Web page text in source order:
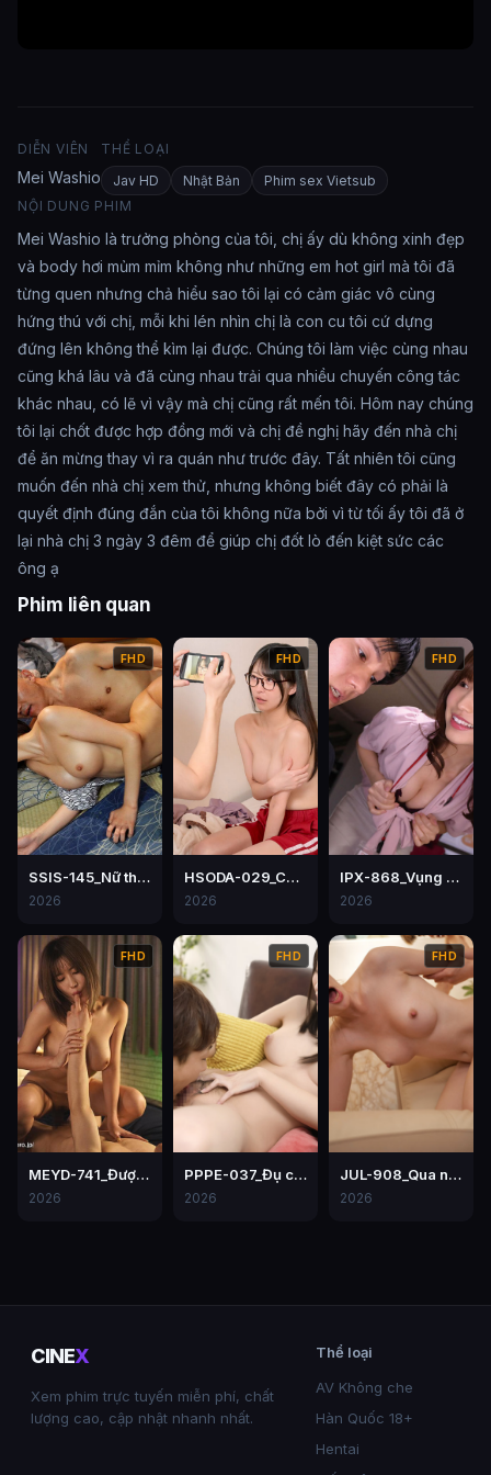
DIỄN VIÊN
Mei Washio
THỂ LOẠI
Jav HD
Nhật Bản
Phim sex Vietsub
NỘI DUNG PHIM
Mei Washio là trưởng phòng của tôi, chị ấy dù không xinh đẹp
và body hơi mủm mỉm không như những em hot girl mà tôi đã
từng quen nhưng chả hiểu sao tôi lại có cảm giác vô cùng
hứng thú với chị, mỗi khi lén nhìn chị là con cu tôi cứ dựng
đứng lên không thể kìm lại được. Chúng tôi làm việc cùng nhau
cũng khá lâu và đã cùng nhau trải qua nhiều chuyến công tác
khác nhau, có lẽ vì vậy mà chị cũng rất mến tôi. Hôm nay chúng
tôi lại chốt được hợp đồng mới và chị đề nghị hãy đến nhà chị
để ăn mừng thay vì ra quán như trước đây. Tất nhiên tôi cũng
muốn đến nhà chị xem thử, nhưng không biết đây có phải là
quyết định đúng đắn của tôi không nữa bởi vì từ tối ấy tôi đã ở
lại nhà chị 3 ngày 3 đêm để giúp chị đốt lò đến kiệt sức các
ông ạ
Phim liên quan
FHD
SSIS-145_Nữ thư ký bị chịch tơi tả trong một lần đi công tác với sếp
2026
FHD
HSODA-029_Cô chị kế đã ngồi lên mặt của tôi như thế này Mori Hinako
2026
FHD
IPX-868_Vụng trộm nơi công sở – Momo Sakura
2026
FHD
MEYD-741_Được cô đồng nghiệp bú cu mỗi ngày vì chồng lạnh nhạt
2026
FHD
PPPE-037_Đụ chị của người yêu – Hiyori Yoshioka
2026
FHD
JUL-908_Qua nhà bạn thân chơi, thanh niên chơi mẹ của bạn
2026
CINEX
Xem phim trực tuyến miễn phí, chất
lượng cao, cập nhật nhanh nhất.
Thể loại
AV Không che
Hàn Quốc 18+
Hentai